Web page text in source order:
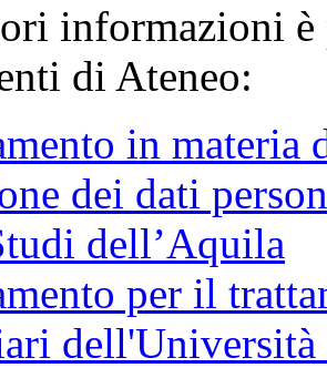
informazioni è
di Ateneo:
in materia
dei dati
dell’Aquila
per il